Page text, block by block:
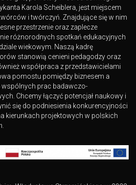
Karola Scheiblera, jest miejscem
i twórczyń. Znajdujące się w nim
przestrzenie oraz zaplecze
różnorodnych spotkań edukacyjnych
wiekowym. Naszą kadrę
stanowią cenieni pedagodzy oraz
współpraca z przedstawicielami
pomostu pomiędzy biznesem a
wspólnych prac badawczo-
Chcemy łączyć potencjał naukowy i
się do podniesienia konkurencyjności
kierunkach projektowych w polskich